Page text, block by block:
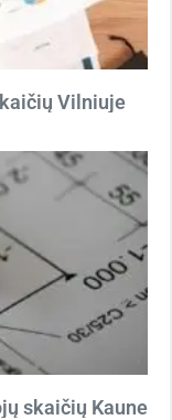
Vilniuje
skaičių Kaune